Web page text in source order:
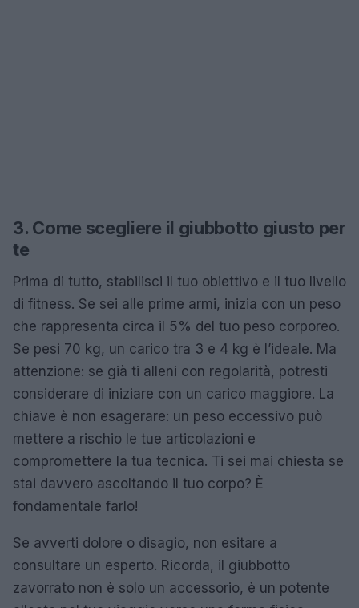
3. Come scegliere il giubbotto giusto per
te
Prima di tutto, stabilisci il tuo obiettivo e il tuo livello
di fitness. Se sei alle prime armi, inizia con un peso
che rappresenta circa il 5% del tuo peso corporeo.
Se pesi 70 kg, un carico tra 3 e 4 kg è l’ideale. Ma
attenzione: se già ti alleni con regolarità, potresti
considerare di iniziare con un carico maggiore. La
chiave è non esagerare: un peso eccessivo può
mettere a rischio le tue articolazioni e
compromettere la tua tecnica. Ti sei mai chiesta se
stai davvero ascoltando il tuo corpo? È
fondamentale farlo!
Se avverti dolore o disagio, non esitare a
consultare un esperto. Ricorda, il giubbotto
zavorrato non è solo un accessorio, è un potente